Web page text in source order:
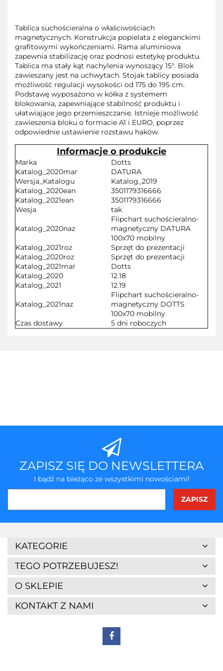
Tablica suchościeralna o właściwościach
magnetycznych. Konstrukcja popielata z eleganckimi
grafitowymi wykończeniami. Rama aluminiowa
zapewnia stabilizację oraz podnosi estetykę produktu.
Tablica ma stały kąt nachylenia wynoszący 15°. Blok
zawieszany jest na uchwytach. Stojak tablicy posiada
możliwość regulacji wysokości od 175 do 195 cm.
Podstawę wyposażono w kółka z systemem
blokowania, zapewniające stabilność produktu i
ułatwiające jego przemieszczanie. Istnieje możliwość
zawieszenia bloku o formacie A1 i EURO, poprzez
odpowiednie ustawienie rozstawu haków.
Informacje o produkcie
Marka
Dotts
Katalog_2020mar
DATURA
Wersja_Katalogu
Katalog_2019
Katalog_2020ean
3501179316666
Katalog_2021ean
3501179316666
Wesja
tak
Katalog_2020naz
Flipchart suchościeralno-
magnetyczny DATURA
100x70 mobilny
Katalog_2021roz
Sprzęt do prezentacji
Katalog_2020roz
Sprzęt do prezentacji
Katalog_2021mar
Dotts
Katalog_2020
12.18
Katalog_2021
12.19
Katalog_2021naz
Flipchart suchościeralno-
magnetyczny DOTTS
100x70 mobilny
Czas dostawy
5 dni roboczych
7Days
ZAPISZ SIĘ DO NEWSLETTERA
I bądź na bieżąco ze wszystkimi nowościami!
KATEGORIE
TEGO POTRZEBUJESZ!
O SKLEPIE
KONTAKT Z NAMI